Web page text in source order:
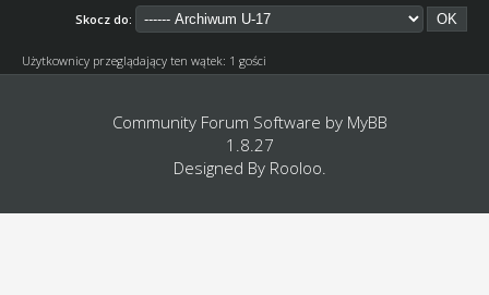
Skocz do:
Użytkownicy przeglądający ten wątek: 1 gości
Community Forum Software by MyBB
1.8.27
Designed By Rooloo